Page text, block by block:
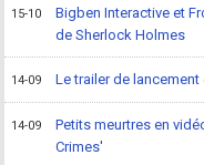
15-10
Bigben Interactive et
de Sherlock Holmes
14-09 Le trailer de
14-09
Petits meurtres en
Crimes'